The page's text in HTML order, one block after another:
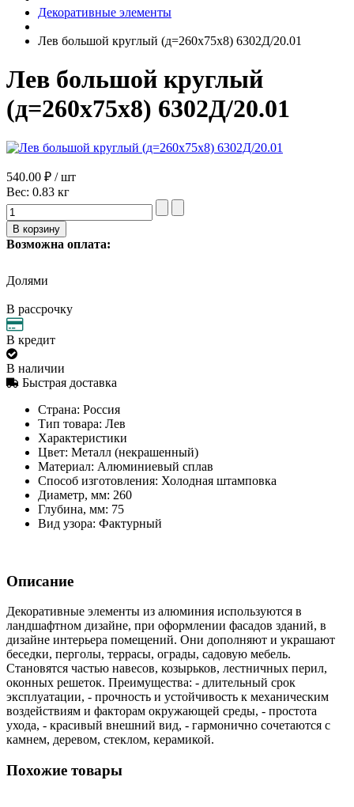
Декоративные элементы
Лев большой круглый (д=260х75х8) 6302Д/20.01
Лев большой круглый
(д=260х75х8) 6302Д/20.01
540.00 ₽ / шт
Вес: 0.83 кг
Возможна оплата:
Долями
В рассрочку
В кредит
В наличии
Быстрая доставка
Страна: Россия
Тип товара: Лев
Характеристики
Цвет: Металл (некрашенный)
Материал: Алюминиевый сплав
Способ изготовления: Холодная штамповка
Диаметр, мм: 260
Глубина, мм: 75
Вид узора: Фактурный
Описание
Декоративные элементы из алюминия используются в
ландшафтном дизайне, при оформлении фасадов зданий, в
дизайне интерьера помещений. Они дополняют и украшают
беседки, перголы, террасы, ограды, садовую мебель.
Становятся частью навесов, козырьков, лестничных перил,
оконных решеток. Преимущества: - длительный срок
эксплуатации, - прочность и устойчивость к механическим
воздействиям и факторам окружающей среды, - простота
ухода, - красивый внешний вид, - гармонично сочетаются с
камнем, деревом, стеклом, керамикой.
Похожие товары